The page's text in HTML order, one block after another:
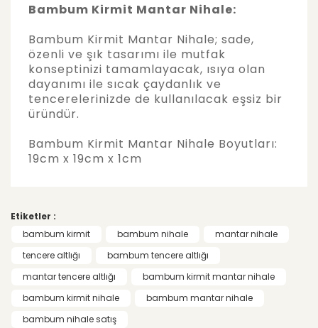
Bambum Kirmit Mantar Nihale:
Bambum Kirmit Mantar Nihale; sade,
özenli ve şık tasarımı ile mutfak
konseptinizi tamamlayacak, ısıya olan
dayanımı ile sıcak çaydanlık ve
tencerelerinizde de kullanılacak eşsiz bir
üründür.
Bambum Kirmit Mantar Nihale Boyutları:
19cm x 19cm x 1cm
Yorum Yaz
kullanarak tarafımıza iletebilirsiniz.
Görüş ve önerileriniz için teşekkür ederiz.
görüntülenemiyor.
Ürün açıklamasında eksik bilgiler
bulunuyor.
Etiketler :
bambum kirmit
bambum nihale
mantar nihale
tencere altlığı
bambum tencere altlığı
mantar tencere altlığı
bambum kirmit mantar nihale
bambum kirmit nihale
bambum mantar nihale
bambum nihale satış